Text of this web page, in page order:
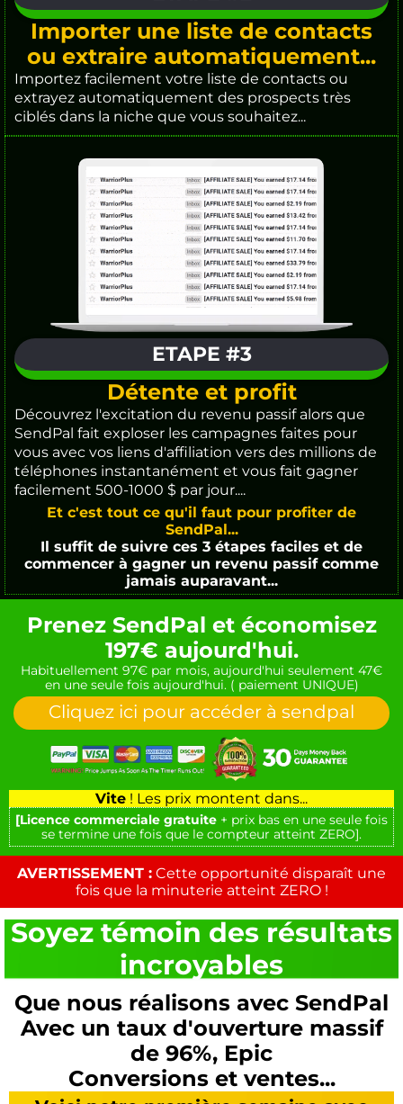
Importer une liste de contacts
ou extraire automatiquement...
Importez facilement votre liste de contacts ou
extrayez automatiquement des prospects très
ciblés dans la niche que vous souhaitez...
ETAPE #3
Détente et profit
Découvrez l'excitation du revenu passif alors que
SendPal fait exploser les campagnes faites pour
vous avec vos liens d'affiliation vers des millions de
téléphones instantanément et vous fait gagner
facilement 500-1000 $ par jour....
Et c'est tout ce qu'il faut pour profiter de
SendPal...
Il suffit de suivre ces 3 étapes faciles et de
commencer à gagner un revenu passif comme
jamais auparavant...
Prenez SendPal et économisez
197€ aujourd'hui.
Habituellement 97€ par mois, aujourd'hui seulement 47€
en une seule fois aujourd'hui. ( paiement UNIQUE)
Cliquez ici pour accéder à sendpal
Vite ! Les prix montent dans...
[Licence commerciale gratuite + prix bas en une seule fois
se termine une fois que le compteur atteint ZERO].
AVERTISSEMENT : Cette opportunité disparaît une
fois que la minuterie atteint ZERO !
Soyez témoin des résultats
incroyables
Que nous réalisons avec SendPal
Avec un taux d'ouverture massif
de 96%, Epic
Conversions et ventes...